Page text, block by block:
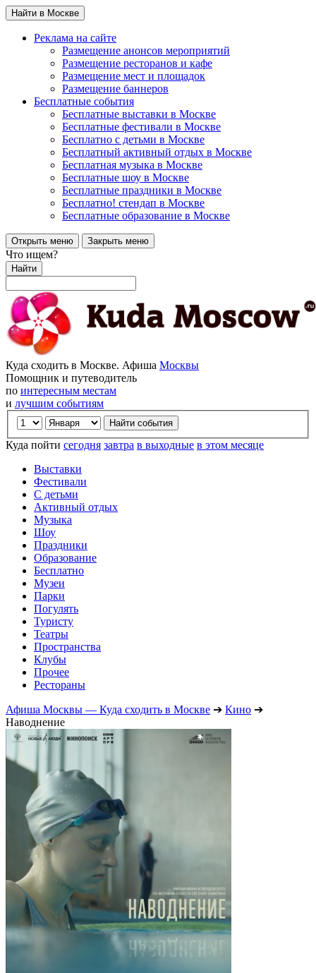
Найти в Москве
Реклама на сайте
Размещение анонсов мероприятий
Размещение ресторанов и кафе
Размещение мест и площадок
Размещение баннеров
Бесплатные события
Бесплатные выставки в Москве
Бесплатные фестивали в Москве
Бесплатно с детьми в Москве
Бесплатный активный отдых в Москве
Бесплатная музыка в Москве
Бесплатные шоу в Москве
Бесплатные праздники в Москве
Бесплатно! стендап в Москве
Бесплатные образование в Москве
Открыть меню Закрыть меню
Что ищем?
Найти
Куда сходить в Москве. Афиша Москвы
Помощник и путеводитель
по интересным местам
и лучшим событиям
Куда пойти сегодня завтра в выходные в этом месяце
Выставки
Фестивали
С детьми
Активный отдых
Музыка
Шоу
Праздники
Образование
Бесплатно
Музеи
Парки
Погулять
Туристу
Театры
Пространства
Клубы
Прочее
Рестораны
Афиша Москвы — Куда сходить в Москве ➔ Кино ➔
Наводнение